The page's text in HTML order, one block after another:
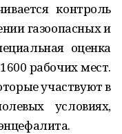
контроль
газоопасных и
оценка
рабочих мест.
участвуют в
условиях,